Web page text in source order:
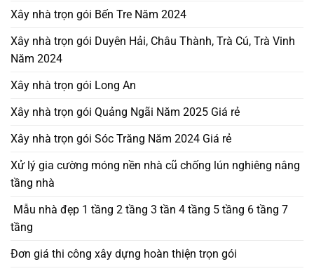
Xây nhà trọn gói Bến Tre Năm 2024
Xây nhà trọn gói Duyên Hải, Châu Thành, Trà Cú, Trà Vinh
Năm 2024
Xây nhà trọn gói Long An
Xây nhà trọn gói Quảng Ngãi Năm 2025 Giá rẻ
Xây nhà trọn gói Sóc Trăng Năm 2024 Giá rẻ
Xử lý gia cường móng nền nhà cũ chống lún nghiêng nâng
tầng nhà
Mẫu nhà đẹp 1 tầng 2 tầng 3 tần 4 tầng 5 tầng 6 tầng 7
tầng
Đơn giá thi công xây dựng hoàn thiện trọn gói